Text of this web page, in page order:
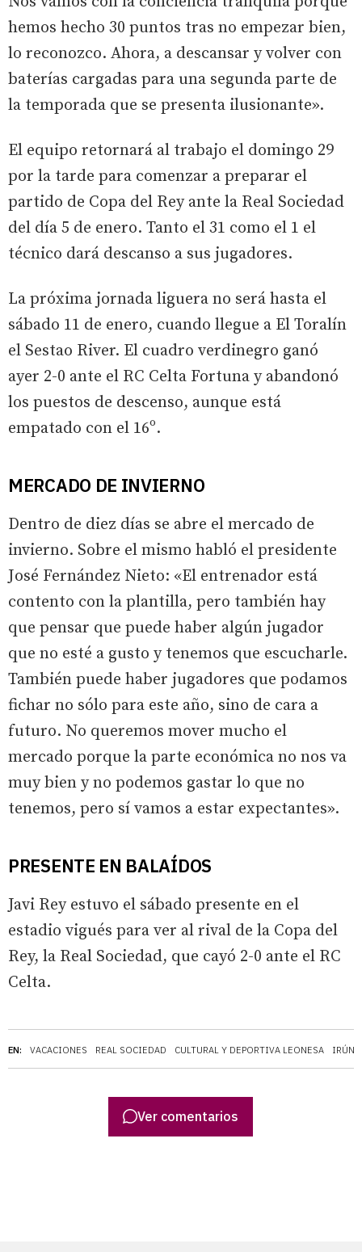
EN: VACACIONES REAL SOCIEDAD CULTURAL Y DEPORTIVA LEONESA IRÚN
hemos hecho 30 puntos tras no empezar bien,
lo reconozco. Ahora, a descansar y volver con
baterías cargadas para una segunda parte de
la temporada que se presenta ilusionante».
El equipo retornará al trabajo el domingo 29
por la tarde para comenzar a preparar el
partido de Copa del Rey ante la Real Sociedad
del día 5 de enero. Tanto el 31 como el 1 el
técnico dará descanso a sus jugadores.
La próxima jornada liguera no será hasta el
sábado 11 de enero, cuando llegue a El Toralín
el Sestao River. El cuadro verdinegro ganó
ayer 2-0 ante el RC Celta Fortuna y abandonó
los puestos de descenso, aunque está
empatado con el 16º.
MERCADO DE INVIERNO
Dentro de diez días se abre el mercado de
invierno. Sobre el mismo habló el presidente
José Fernández Nieto: «El entrenador está
contento con la plantilla, pero también hay
que pensar que puede haber algún jugador
que no esté a gusto y tenemos que escucharle.
También puede haber jugadores que podamos
fichar no sólo para este año, sino de cara a
futuro. No queremos mover mucho el
mercado porque la parte económica no nos va
muy bien y no podemos gastar lo que no
tenemos, pero sí vamos a estar expectantes».
PRESENTE EN BALAÍDOS
Javi Rey estuvo el sábado presente en el
estadio vigués para ver al rival de la Copa del
Rey, la Real Sociedad, que cayó 2-0 ante el RC
Celta.
Ver comentarios